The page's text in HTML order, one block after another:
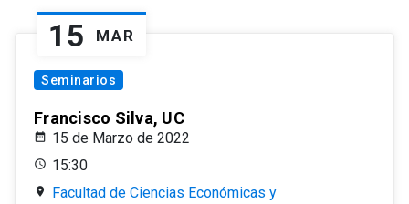
15 MAR
Seminarios
Francisco Silva, UC
15 de Marzo de 2022
15:30
Facultad de Ciencias Económicas y